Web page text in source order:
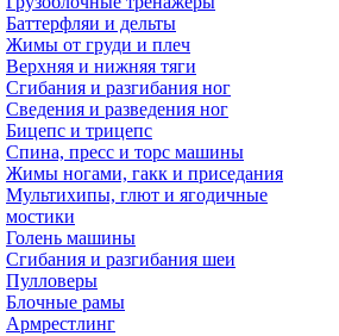
Баттерфляи и дельты
Жимы от груди и плеч
Верхняя и нижняя тяги
Сгибания и разгибания ног
Сведения и разведения ног
Бицепс и трицепс
Спина, пресс и торс машины
Жимы ногами, гакк и приседания
Мультихипы, глют и ягодичные
мостики
Голень машины
Сгибания и разгибания шеи
Пулловеры
Блочные рамы
Армрестлинг